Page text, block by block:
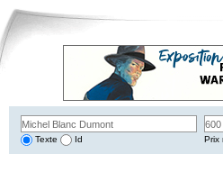
Texte Id Prix